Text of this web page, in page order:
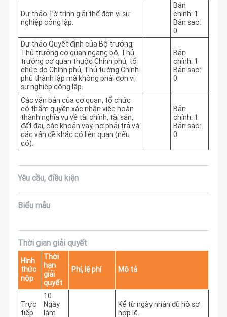
Dự thảo Tờ trình giải thể đơn vị sự
nghiệp công lập.
Bản
chính: 1
Bản sao:
0
Dự thảo Quyết định của Bộ trưởng,
Thủ trưởng cơ quan ngang bộ, Thủ
trưởng cơ quan thuộc Chính phủ, tổ
chức do Chính phủ, Thủ tướng Chính
phủ thành lập mà không phải đơn vị
sự nghiệp công lập.
Bản
chính: 1
Bản sao:
0
Các văn bản của cơ quan, tổ chức
có thẩm quyền xác nhận việc hoàn
thành nghĩa vụ về tài chính, tài sản,
đất đai, các khoản vay, nợ phải trả và
các vấn đề khác có liên quan (nếu
có).
Bản
chính: 1
Bản sao:
0
Yêu cầu, điều kiện
Biểu mẫu
Thời gian giải quyết
Hình
thức
nộp
Thời
hạn
giải
quyết
Phí, lệ phí Mô tả
Trực
tiếp
10
Ngày
làm
Kể từ ngày nhận đủ hồ sơ
hợp lệ.